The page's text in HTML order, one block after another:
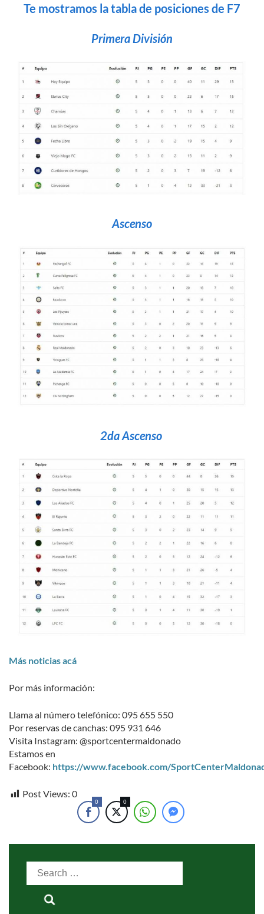
Te mostramos la tabla de posiciones de F7
Primera División
Ascenso
2da Ascenso
Más noticias acá
Por más información:
Llama al número telefónico: 095 655 550
Por reservas de canchas: 095 931 646
Visita Instagram: @sportcentermaldonado
Estamos en
Facebook: https://www.facebook.com/
Post Views: 0
0 0
Search